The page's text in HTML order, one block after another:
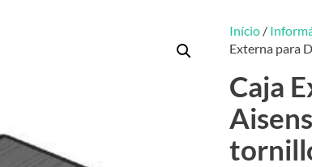
Início /
Externa para
Caja